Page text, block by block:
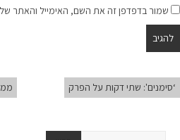
שמור בדפדפן זה את השם, האימייל והאתר
‘סימנים': שתי דקות על הפרק